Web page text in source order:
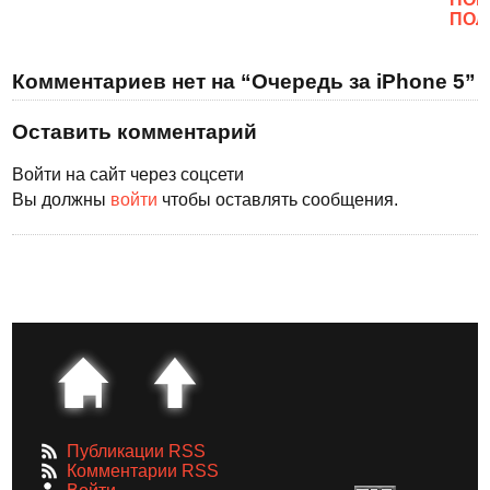
Комментариев нет на “Очередь за iPhone 5”
Оставить комментарий
Войти на сайт через соцсети
Вы должны войти чтобы оставлять сообщения.
Публикации RSS
Комментарии RSS